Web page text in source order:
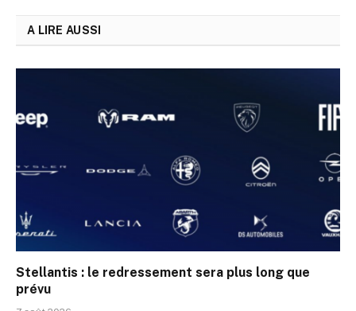
A LIRE AUSSI
Stellantis : le redressement sera plus long que
prévu